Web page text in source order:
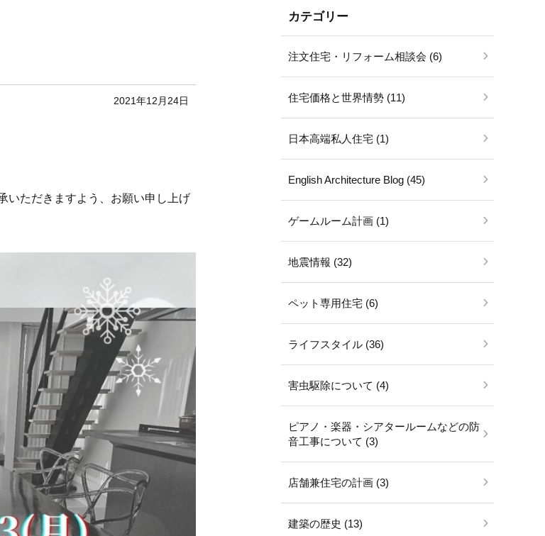
2021年12月24日
いただきますよう、お願い申し上げ
カテゴリー
注文住宅・リフォーム相談会 (6)
住宅価格と世界情勢 (11)
日本高端私人住宅 (1)
English Architecture Blog (45)
ゲームルーム計画 (1)
地震情報 (32)
ペット専用住宅 (6)
ライフスタイル (36)
害虫駆除について (4)
ピアノ・楽器・シアタールームなどの防
音工事について (3)
店舗兼住宅の計画 (3)
建築の歴史 (13)